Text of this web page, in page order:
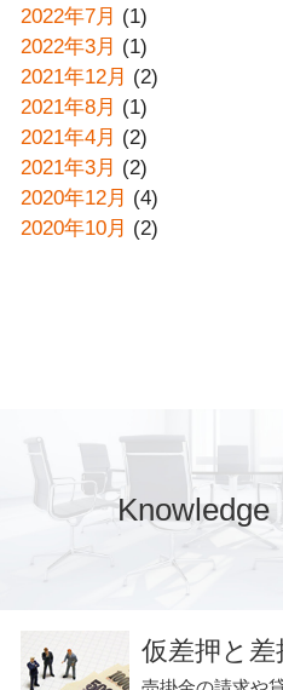
2022年7月 (1)
2022年3月 (1)
2021年12月 (2)
2021年8月 (1)
2021年4月 (2)
2021年3月 (2)
2020年12月 (4)
2020年10月 (2)
Knowledge
仮差押と差